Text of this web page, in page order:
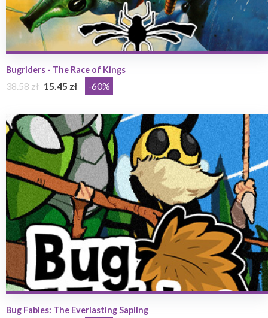
Bugriders - The Race of Kings
38.58 zł 15.45 zł -60%
Bug Fables: The Everlasting Sapling